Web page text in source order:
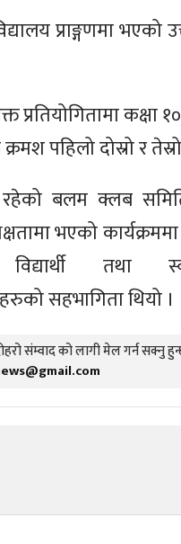
प्राङ्गणमा भएको
कक्षा
पहिलो दोस्रो र
रहेको बलम क्लब
भएको
विद्यार्थी तथा
सहभागिता थियो ।
संम्वाद को लागी मेल गर्न सक्नु